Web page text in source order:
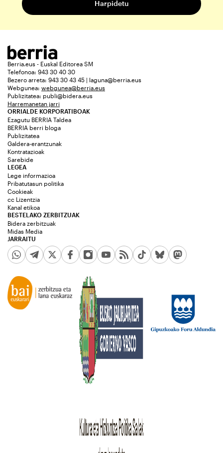
Berria.eus - Euskal Editorea SM
Telefonoa: 943 30 40 30
Bezero arreta: 943 30 43 45 | laguna@berria.eus
Webgunea: webgunea@berria.eus
Publizitatea: publi@bidera.eus
Harremanetan jarri
ORRIALDE KORPORATIBOAK
Ezagutu BERRIA Taldea
BERRIA berri bloga
Publizitatea
Galdera-erantzunak
Kontratazioak
Sarebide
JARRAITU
LEGEA
Lege informazioa
Pribatutasun politika
Cookieak
cc Lizentzia
Kanal etikoa
BESTELAKO ZERBITZUAK
Bidera zerbitzuak
Midas Media